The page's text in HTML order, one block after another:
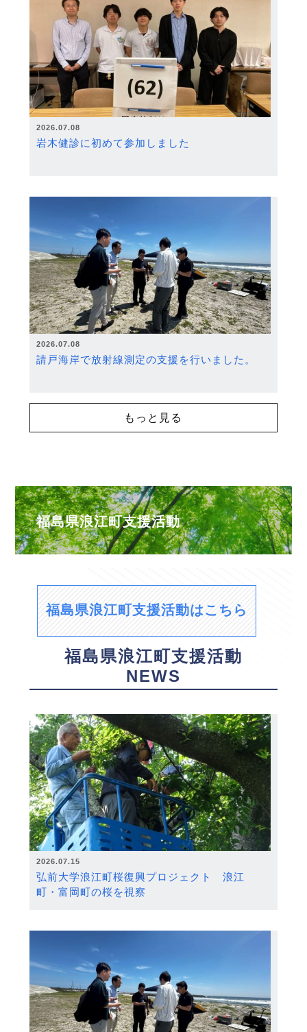
2026.07.08
岩木健診に初めて参加しました
2026.07.08
請戸海岸で放射線測定の支援を行いました。
もっと見る
福島県浪江町支援活動
福島県浪江町支援活動はこちら
福島県浪江町支援活動
NEWS
2026.07.15
弘前大学浪江町桜復興プロジェクト 浪江
町・富岡町の桜を視察